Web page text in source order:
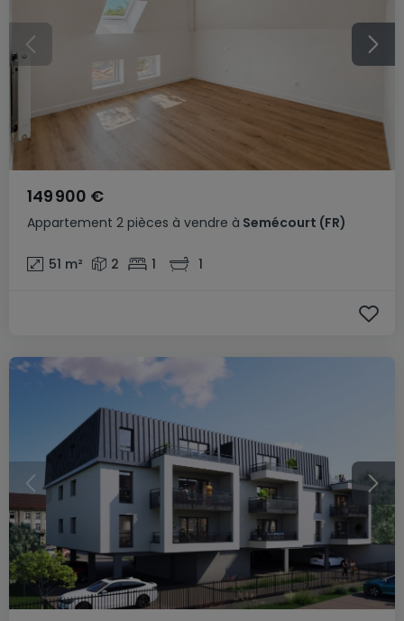
Appartement 2 pièces à vendre à Semécourt (FR)
149 900 €
51 m² 2 1 1